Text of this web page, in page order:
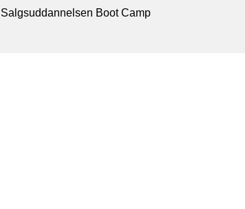
Salgsuddannelsen Boot Camp